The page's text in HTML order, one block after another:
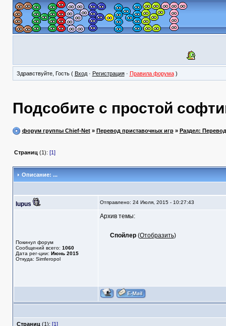
Здравствуйте, Гость ( Вход· Регистрация· Правила форума)
Подсобите с простой
форум группы Chief-Net» Перевод приставочных игр» Раздел:
Страниц (1): [1]
Описание: ...
lupus Отправлено: 24 Июля, 2015 - 10:27:43
Покинул форум
Сообщений всего: 1060
Дата рег-ции: Июнь 2015
Откуда: Simferopol
Архив темы:
Спойлер (Отобразить)
Страниц (1): [1]